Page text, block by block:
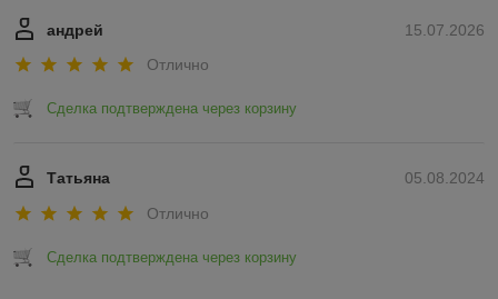
15.07.2026
андрей
Отлично
Сделка подтверждена через корзину
05.08.2024
Татьяна
Отлично
Сделка подтверждена через корзину